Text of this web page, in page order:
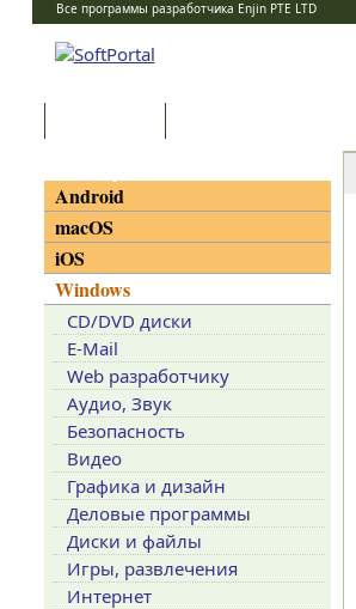
Все программы разработчика Enjin PTE LTD
Android
macOS
iOS
Windows
CD/DVD диски
E-Mail
Web разработчику
Аудио, Звук
Безопасность
Видео
Графика и дизайн
Деловые программы
Диски и файлы
Игры, развлечения
Интернет